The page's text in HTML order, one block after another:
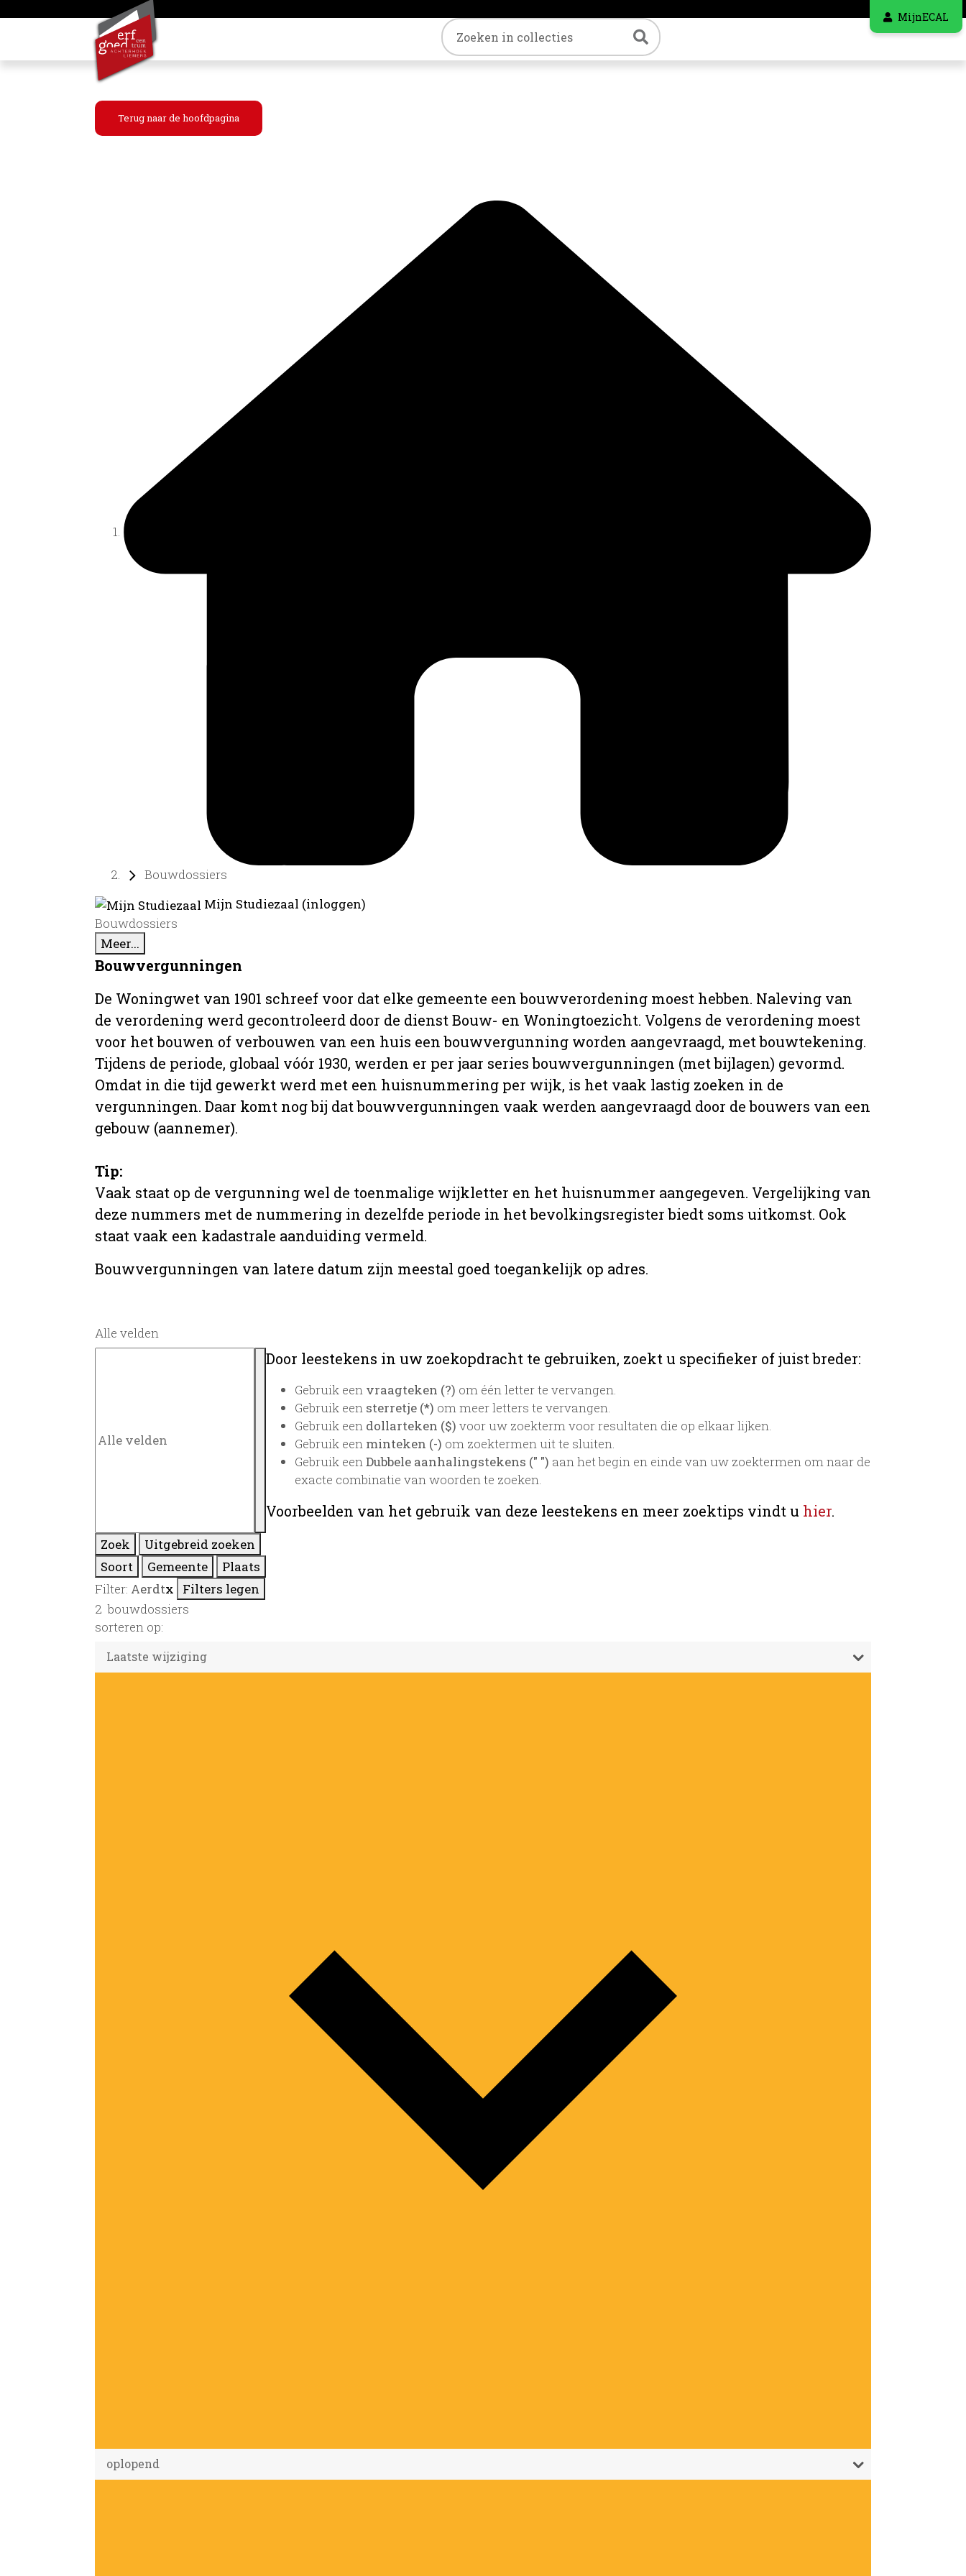
MijnECAL
Trefwoord Zoeken
Terug naar de hoofdpagina
Bouwdossiers
Mijn Studiezaal (inloggen)
Bouwdossiers
Meer...
Bouwvergunningen
De Woningwet van 1901 schreef voor dat elke gemeente een bouwverordening moest hebben. Naleving van
de verordening werd gecontroleerd door de dienst Bouw- en Woningtoezicht. Volgens de verordening moest
voor het bouwen of verbouwen van een huis een bouwvergunning worden aangevraagd, met bouwtekening.
Tijdens de periode, globaal vóór 1930, werden er per jaar series bouwvergunningen (met bijlagen) gevormd.
Omdat in die tijd gewerkt werd met een huisnummering per wijk, is het vaak lastig zoeken in de
vergunningen. Daar komt nog bij dat bouwvergunningen vaak werden aangevraagd door de bouwers van een
gebouw (aannemer).
Tip:
Vaak staat op de vergunning wel de toenmalige wijkletter en het huisnummer aangegeven. Vergelijking van
deze nummers met de nummering in dezelfde periode in het bevolkingsregister biedt soms uitkomst. Ook
staat vaak een kadastrale aanduiding vermeld.
Bouwvergunningen van latere datum zijn meestal goed toegankelijk op adres.
Alle velden
Door leestekens in uw zoekopdracht te gebruiken, zoekt u specifieker of juist breder:
Gebruik een vraagteken (?) om één letter te vervangen.
Gebruik een sterretje (*) om meer letters te vervangen.
Gebruik een dollarteken ($) voor uw zoekterm voor resultaten die op elkaar lijken.
Gebruik een minteken (-) om zoektermen uit te sluiten.
Gebruik eenDubbele aanhalingstekens (" ") aan het begin en einde van uw zoektermen om naar de
exacte combinatie van woorden te zoeken.
Voorbeelden van het gebruik van deze leestekens en meer zoektips vindt u hier.
Zoek
Uitgebreid zoeken
Soort
Gemeente
Plaats
Filter: Aerdtx
Filters legen
2 bouwdossiers
sorteren op: